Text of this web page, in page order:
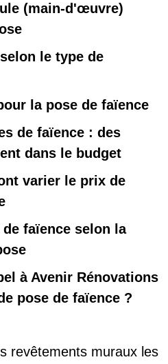
(main-d'œuvre)
le type de
la pose de faïence
de faïence : des
dans le budget
varier le prix de
faïence selon la
à Avenir Rénovations
pose de faïence ?
revêtements muraux les